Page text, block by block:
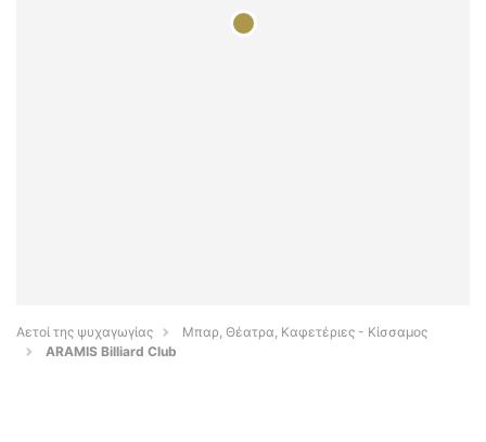
Αετοί της ψυχαγωγίας
Μπαρ, Θέατρα, Καφετέριες - Κίσσαμος
ARAMIS Billiard Club